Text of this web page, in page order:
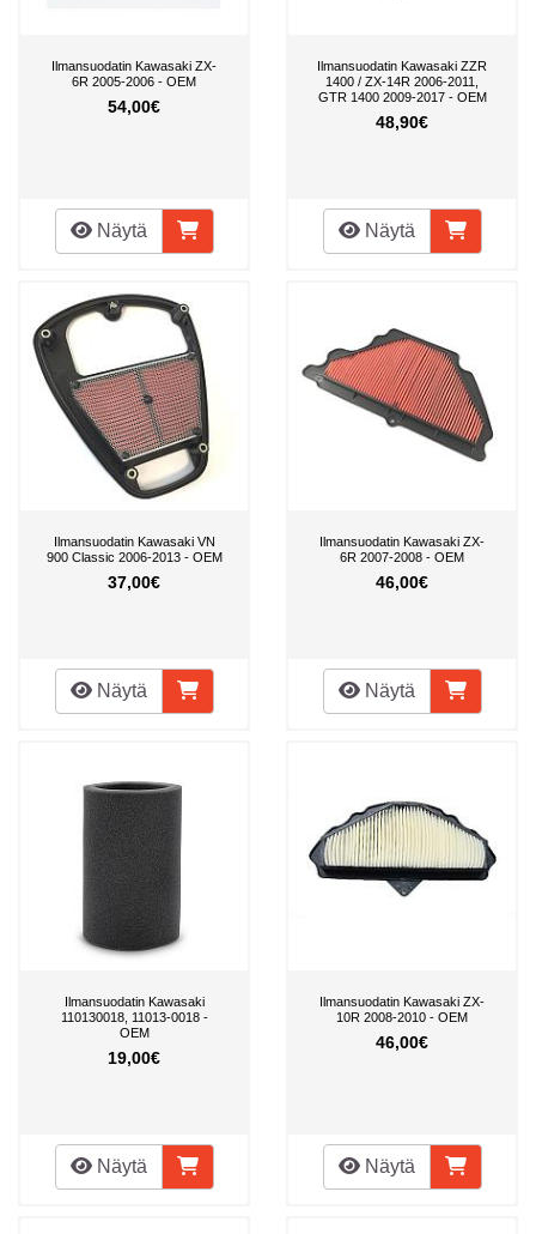
Ilmansuodatin Kawasaki ZX-
6R 2005-2006 - OEM
54,00€
Näytä
Ilmansuodatin Kawasaki ZZR
1400 / ZX-14R 2006-2011,
GTR 1400 2009-2017 - OEM
48,90€
Näytä
Ilmansuodatin Kawasaki VN
900 Classic 2006-2013 - OEM
37,00€
Näytä
Ilmansuodatin Kawasaki ZX-
6R 2007-2008 - OEM
46,00€
Näytä
Ilmansuodatin Kawasaki
110130018, 11013-0018 -
OEM
19,00€
Näytä
Ilmansuodatin Kawasaki ZX-
10R 2008-2010 - OEM
46,00€
Näytä